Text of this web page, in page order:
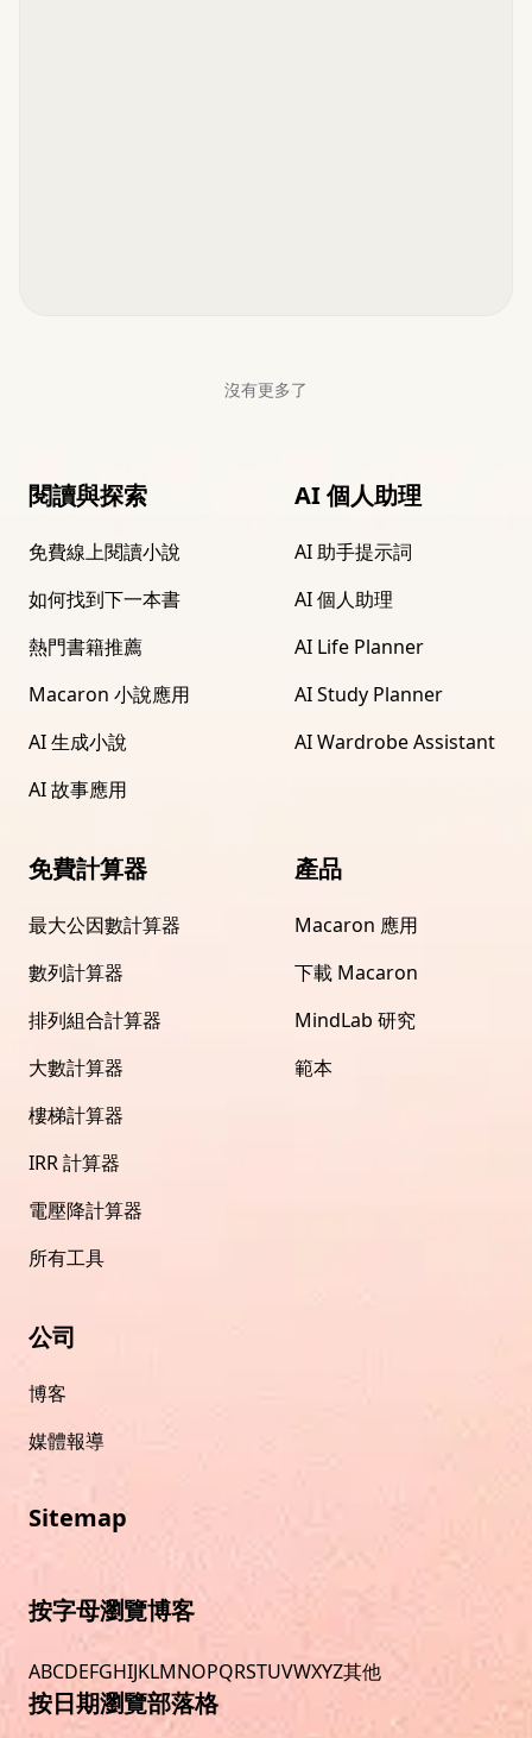
沒有更多了
閱讀與探索
免費線上閱讀小說
如何找到下一本書
熱門書籍推薦
Macaron 小說應用
AI 生成小說
AI 故事應用
AI 個人助理
AI 助手提示詞
AI 個人助理
AI Life Planner
AI Study Planner
AI Wardrobe Assistant
免費計算器
最大公因數計算器
數列計算器
排列組合計算器
大數計算器
樓梯計算器
IRR 計算器
電壓降計算器
所有工具
產品
Macaron 應用
下載 Macaron
MindLab 研究
範本
公司
博客
媒體報導
Sitemap
按字母瀏覽博客
ABCDEFGHIJKLMNOPQRSTUVWXYZ其他
按日期瀏覽部落格